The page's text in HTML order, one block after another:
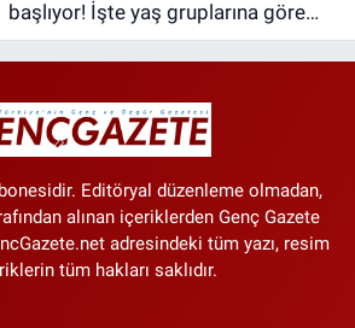
başlıyor! İşte yaş gruplarına göre
seçme takvimi
Editöryal düzenleme olmadan,
alınan içeriklerden Genç Gazete
adresindeki tüm yazı, resim
tüm hakları saklıdır.